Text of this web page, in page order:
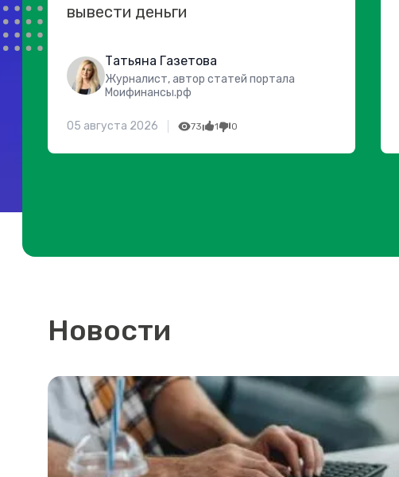
вывести деньги
Татьяна Газетова
Журналист, автор статей портала
Моифинансы.рф
05 августа 2026 73 1 0
Новости